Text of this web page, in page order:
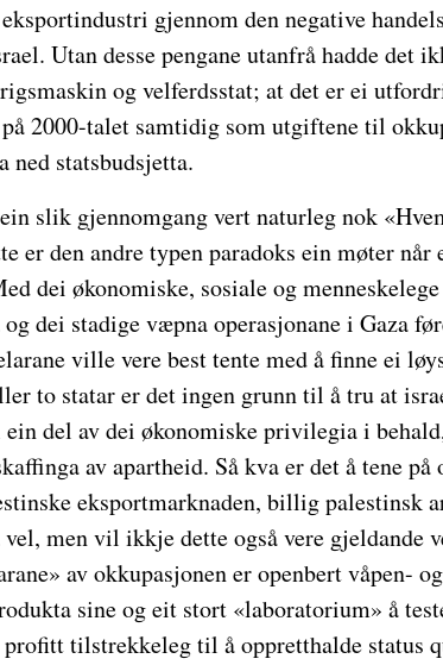
gjennom den negative
Utan desse pengane utanfrå hadde det
og velferdsstat; at det er ei
2000-talet samtidig som utgiftene til
ned statsbudsjetta.
slik gjennomgang vert naturleg nok
er den andre typen paradoks ein møter
dei økonomiske, sosiale og menneskelege
dei stadige væpna operasjonane i Gaza
ville vere best tente med å finne ei
to statar er det ingen grunn til å tru at
del av dei økonomiske privilegia i
av apartheid. Så kva er det å tene på
eksportmarknaden, billig palestinsk
vel, men vil ikkje dette også vere gjeldande
av okkupasjonen er openbert våpen-
sine og eit stort «laboratorium» å
tilstrekkeleg til å oppretthalde status